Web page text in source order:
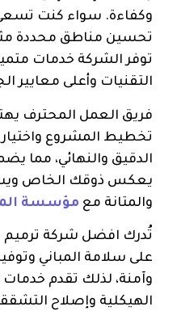
وكفاءة. سواء كنت تسعى
تحسين مناطق محددة
توفر الشركة خدمات
التقنيات وأعلى معايير
فريق العمل المحترف
تخطيط المشروع واختيار
الدقيق والنهائي، مما
يعكس ذوقك الخاص
والمتانة مع مؤسسة
تُدرك افضل شركة ترميم
على سلامة المباني
وآمنة، لذلك تقدم
الهيكلية وإصلاح